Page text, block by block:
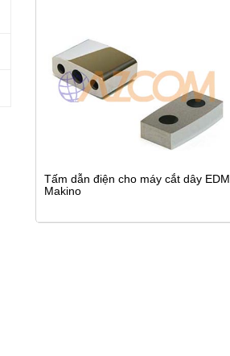
Tấm dẫn điện cho máy cắt dây EDM
Makino